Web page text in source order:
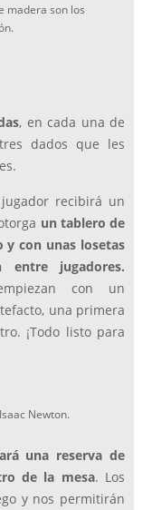
madera son los
, en cada una de
dados que les
recibirá un
un tablero de
y con unas losetas
jugadores.
con un
una primera
¡Todo listo para
Newton.
una reserva de
de la mesa. Los
y nos permitirán